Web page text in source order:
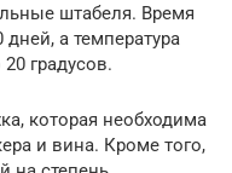
штабеля. Время
а температура
градусов.
которая необходима
и вина. Кроме того,